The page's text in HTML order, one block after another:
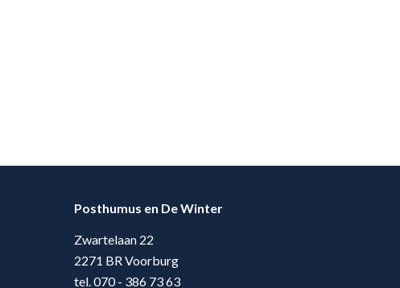
Posthumus en De Winter
Zwartelaan 22
2271 BR Voorburg
tel. 070 - 386 73 63